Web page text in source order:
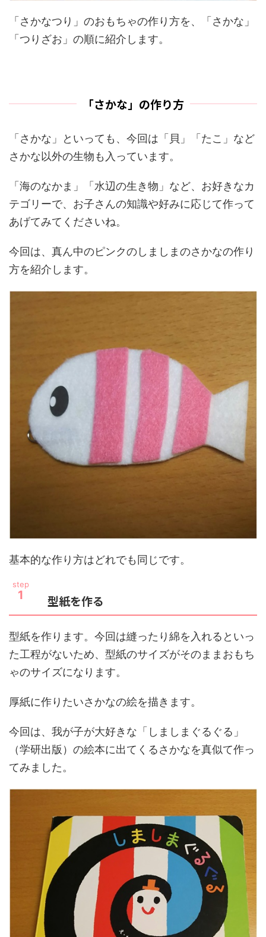
「さかなつり」のおもちゃの作り方を、「さかな」
「つりざお」の順に紹介します。
「さかな」の作り方
「さかな」といっても、今回は「貝」「たこ」など
さかな以外の生物も入っています。
「海のなかま」「水辺の生き物」など、お好きなカ
テゴリーで、お子さんの知識や好みに応じて作って
あげてみてくださいね。
今回は、真ん中のピンクのしましまのさかなの作り
方を紹介します。
基本的な作り方はどれでも同じです。
step
1 型紙を作る
型紙を作ります。今回は縫ったり綿を入れるといっ
た工程がないため、型紙のサイズがそのままおもち
ゃのサイズになります。
厚紙に作りたいさかなの絵を描きます。
今回は、我が子が大好きな「しましまぐるぐる」
（学研出版）の絵本に出てくるさかなを真似て作っ
てみました。